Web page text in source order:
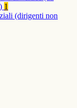
1
(dirigenti non